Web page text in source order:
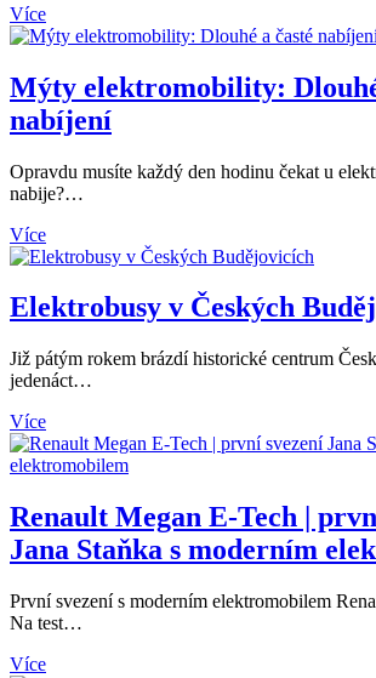
Více
Mýty elektromobility:
nabíjení
Opravdu musíte každý den hodinu čekat u
nabije?…
Více
Elektrobusy v Českých
Již pátým rokem brázdí historické centrum
jedenáct…
Více
Renault Megan E-Tech |
Jana Staňka s moderním
První svezení s moderním elektromobilem
Na test…
Více